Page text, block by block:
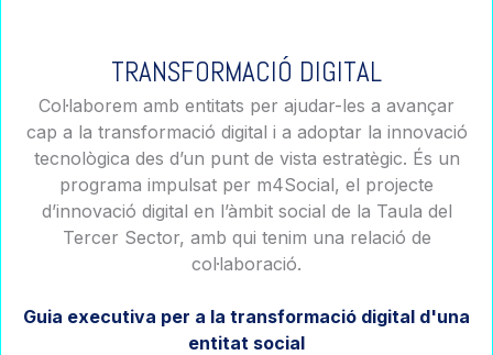
TRANSFORMACIÓ DIGITAL
Col·laborem amb entitats per ajudar-les a avançar
cap a la transformació digital i a adoptar la innovació
tecnològica des d’un punt de vista estratègic. És un
programa impulsat per m4Social, el projecte
d’innovació digital en l’àmbit social de la Taula del
Tercer Sector, amb qui tenim una relació de
col·laboració.
Guia executiva per a la transformació digital d'una
entitat social